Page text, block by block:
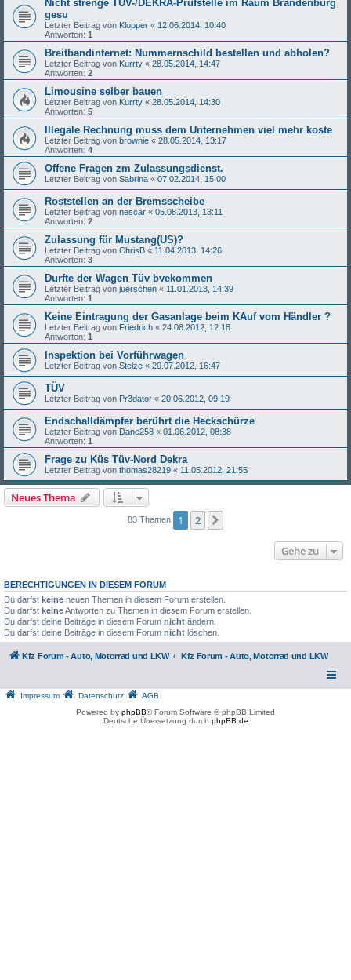
Nicht strenge TÜV-/DEKRA-Prüfstelle im Raum Brandenburg
gesu
Letzter Beitrag von Klopper « 12.06.2014, 10:40
Antworten: 1
Breitbandinternet: Nummernschild bestellen und abholen?
Letzter Beitrag von Kurrty « 28.05.2014, 14:47
Antworten: 2
Limousine selber bauen
Letzter Beitrag von Kurrty « 28.05.2014, 14:30
Antworten: 5
Illegale Rechnung muss dem Unternehmen viel mehr koste
Letzter Beitrag von brownie « 28.05.2014, 13:17
Antworten: 4
Offene Fragen zm Zulassungsdienst.
Letzter Beitrag von Sabrina « 07.02.2014, 15:00
Roststellen an der Bremsscheibe
Letzter Beitrag von nescar « 05.08.2013, 13:11
Antworten: 2
Zulassung für Mustang(US)?
Letzter Beitrag von ChrisB « 11.04.2013, 14:26
Antworten: 3
Durfte der Wagen Tüv bvekommen
Letzter Beitrag von juerschen « 11.01.2013, 14:39
Antworten: 1
Keine Eintragung der Gasanlage beim KAuf vom Händler ?
Letzter Beitrag von Friedrich « 24.08.2012, 12:18
Antworten: 1
Inspektion bei Vorführwagen
Letzter Beitrag von Stelze « 20.07.2012, 16:47
TÜV
Letzter Beitrag von Pr3dator « 20.06.2012, 09:19
Endschalldämpfer berührt die Heckschürze
Letzter Beitrag von Dane258 « 01.06.2012, 08:38
Antworten: 1
Frage zu Küs Tüv-Nord Dekra
Letzter Beitrag von thomas28219 « 11.05.2012, 21:55
Neues Thema
83 Themen 1 2
Gehe zu
BERECHTIGUNGEN IN DIESEM FORUM
Du darfst keine neuen Themen in diesem Forum erstellen.
Du darfst keineAntworten zu Themen in diesem Forum erstellen.
Du darfst deine Beiträge in diesem Forum nicht ändern.
Du darfst deine Beiträge in diesem Forum nicht löschen.
Kfz Forum - Auto, Motorrad und LKW Kfz Forum - Auto, Motorrad und LKW
Impressum Datenschutz
AGB
Powered by phpBB® Forum Software © phpBB Limited
Deutsche Übersetzung durch phpBB.de